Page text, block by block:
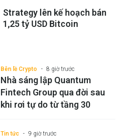
Strategy lên kế hoạch bán
1,25 tỷ USD Bitcoin
Bên lề Crypto 8 giờ trước
Nhà sáng lập Quantum
Fintech Group qua đời sau
khi rơi tự do từ tầng 30
Tin tức 9 giờ trước